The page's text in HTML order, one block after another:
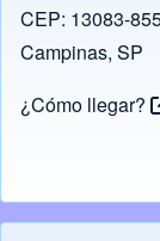
CEP: 13083-
Campinas, SP
¿Cómo llegar?